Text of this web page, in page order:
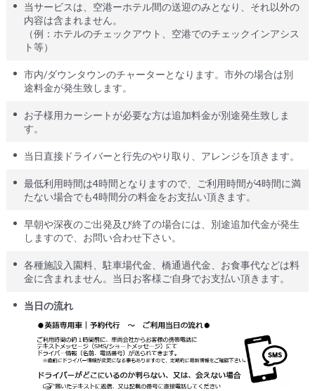
当サービスは、空港ーホテル間の送迎のみとなり、それ以外の
内容は含まれません。
（例：ホテルのチェックアウト、空港でのチェックインアシス
ト等）
市内/ダウンタウンのチャーターとなります。市外の場合は別
途料金が発生致します。
お子様用カーシートが必要な方は追加料金が別途発生致しま
す。
当日直接ドライバーと行先のやり取り、アレンジを頂きます。
最低利用時間は4時間となりますので、ご利用時間が4時間に満
たない場合でも4時間分の料金をお支払い頂きます。
早朝や深夜のご出発及び終了の場合には、別途追加代金が発生
しますので、お問い合わせ下さい。
各種施設入園料、駐車場代金、橋通過代金、お食事代などは料
金に含まれません。当日お客様ご自身でお支払い頂きます。
当日の流れ